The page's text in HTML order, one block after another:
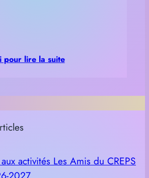
pour lire la suite
activités Les Amis du CREPS